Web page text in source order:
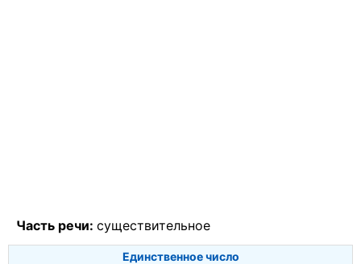
Часть речи: существительное
Единственное число